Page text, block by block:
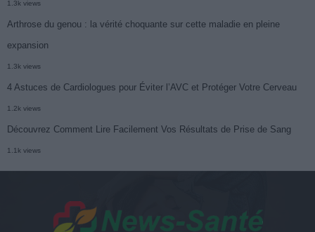
1.3k views
Arthrose du genou : la vérité choquante sur cette maladie en pleine
expansion
1.3k views
4 Astuces de Cardiologues pour Éviter l’AVC et Protéger Votre Cerveau
1.2k views
Découvrez Comment Lire Facilement Vos Résultats de Prise de Sang
1.1k views